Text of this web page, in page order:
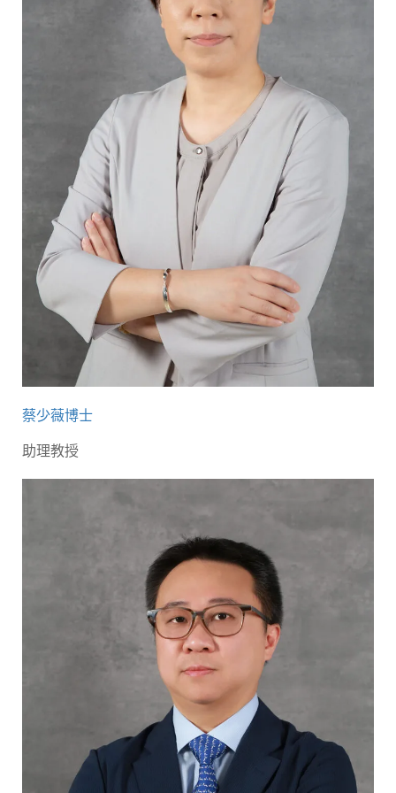
蔡少薇博士
助理教授